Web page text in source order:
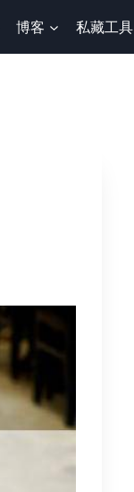
博客 私藏工具